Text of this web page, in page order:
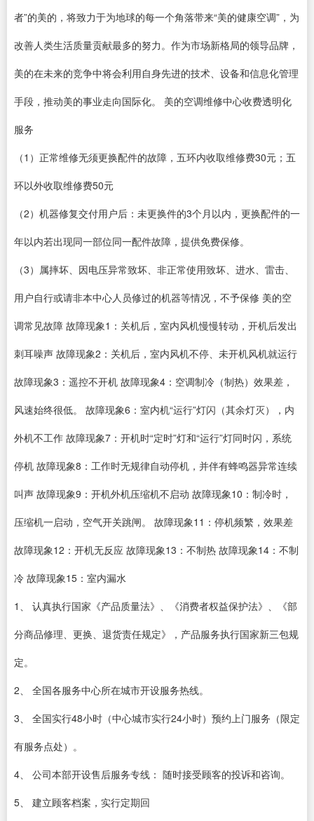
者”的美的，将致力于为地球的每一个角落带来“美的健康空调”，为
改善人类生活质量贡献最多的努力。作为市场新格局的领导品牌，
美的在未来的竞争中将会利用自身先进的技术、设备和信息化管理
手段，推动美的事业走向国际化。 美的空调维修中心收费透明化
服务
（1）正常维修无须更换配件的故障，五环内收取维修费30元；五
环以外收取维修费50元
（2）机器修复交付用户后：未更换件的3个月以内，更换配件的一
年以内若出现同一部位同一配件故障，提供免费保修。
（3）属摔坏、因电压异常致坏、非正常使用致坏、进水、雷击、
用户自行或请非本中心人员修过的机器等情况，不予保修 美的空
调常见故障 故障现象1：关机后，室内风机慢慢转动，开机后发出
刺耳噪声 故障现象2：关机后，室内风机不停、未开机风机就运行
故障现象3：遥控不开机 故障现象4：空调制冷（制热）效果差，
风速始终很低。 故障现象6：室内机“运行”灯闪（其余灯灭），内
外机不工作 故障现象7：开机时“定时”灯和“运行”灯同时闪，系统
停机 故障现象8：工作时无规律自动停机，并伴有蜂鸣器异常连续
叫声 故障现象9：开机外机压缩机不启动 故障现象10：制冷时，
压缩机一启动，空气开关跳闸。 故障现象11：停机频繁，效果差
故障现象12：开机无反应 故障现象13：不制热 故障现象14：不制
冷 故障现象15：室内漏水
1、 认真执行国家《产品质量法》、《消费者权益保护法》、《部
分商品修理、更换、退货责任规定》，产品服务执行国家新三包规
定。
2、 全国各服务中心所在城市开设服务热线。
3、 全国实行48小时（中心城市实行24小时）预约上门服务（限定
有服务点处）。
4、 公司本部开设售后服务专线： 随时接受顾客的投诉和咨询。
5、 建立顾客档案，实行定期回